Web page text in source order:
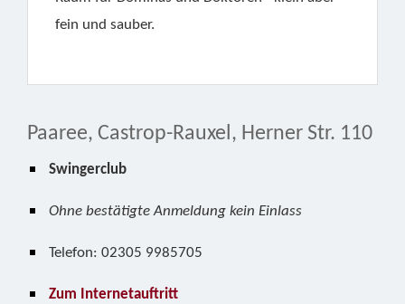
fein und sauber.
Paaree, Castrop-Rauxel, Herner Str. 110
Swingerclub
Ohne bestätigte Anmeldung kein Einlass
Telefon: 02305 9985705
Zum Internetauftritt